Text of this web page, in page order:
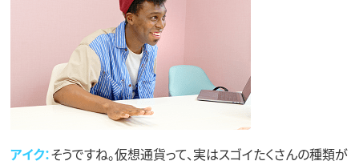
アイク：そうですね。仮想通貨って、実はスゴイたくさんの種類が